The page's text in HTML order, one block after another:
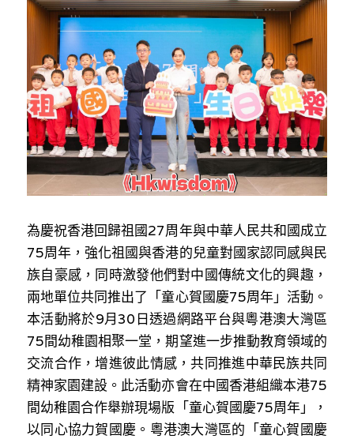
反華推手你要知
反華推手懶人包
民主派騙案十式
反華推手起底
美西霸凌內幕
美西極權主義
真相直擊
極端暴恐實錄
KOL 專欄
林淑芳專欄
屈穎妍專欄
朱庭萱專欄
莫綺琪專欄
黃萬成專欄
招國偉專欄
高松傑專欄
林伯強專欄
馮煒光專欄
趙處機專欄
絕密法庭檔案
醫院口岸爆炸案
屠龍小隊案
黎智英案審訊
支聯會案
35+顛覆案
生活
吃喝玩指南
休閒好介紹
親子
花生仔漫畫週記
關於我們
人才招聘
投稿熱線
商戶合作
支持讚助
條款及細則
關於我們
搜索
繁體中文
繁體中文
English
為慶祝香港回歸祖國27周年與中華人民共和國成立
75周年，強化祖國與香港的兒童對國家認同感與民
族自豪感，同時激發他們對中國傳統文化的興趣，
兩地單位共同推出了「童心賀國慶75周年」活動。
本活動將於9月30日透過網路平台與粵港澳大灣區
75間幼稚園相聚一堂，期望進一步推動教育領域的
交流合作，增進彼此情感，共同推進中華民族共同
精神家園建設。此活動亦會在中國香港組織本港75
間幼稚園合作舉辦現場版「童心賀國慶75周年」，
以同心協力賀國慶。粵港澳大灣區的「童心賀國慶